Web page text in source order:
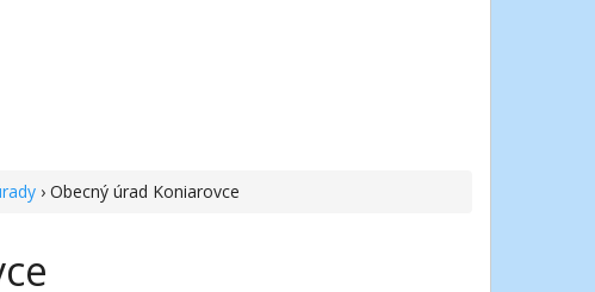
› Obecný úrad Koniarovce